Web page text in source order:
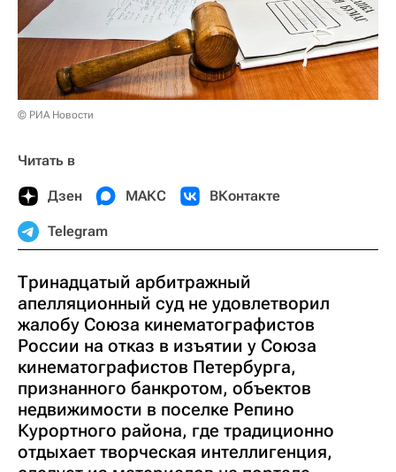
© РИА Новости
Читать в
Дзен МАКС ВКонтакте
Telegram
Тринадцатый арбитражный
апелляционный суд не удовлетворил
жалобу Союза кинематографистов
России на отказ в изъятии у Союза
кинематографистов Петербурга,
признанного банкротом, объектов
недвижимости в поселке Репино
Курортного района, где традиционно
отдыхает творческая интеллигенция,